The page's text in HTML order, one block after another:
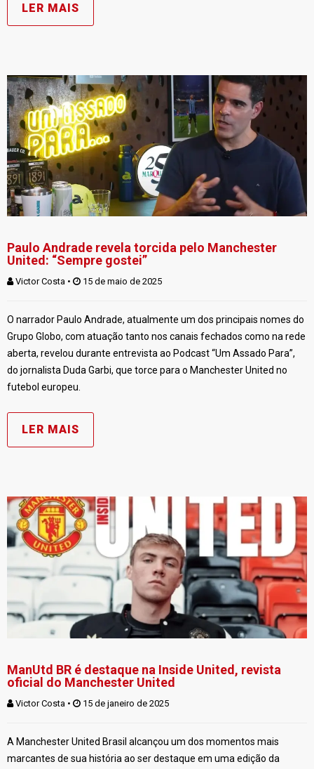
LER MAIS
Paulo Andrade revela torcida pelo Manchester
United: “Sempre gostei”
Victor Costa • 15 de maio de 2025
O narrador Paulo Andrade, atualmente um dos principais nomes do
Grupo Globo, com atuação tanto nos canais fechados como na rede
aberta, revelou durante entrevista ao Podcast “Um Assado Para”,
do jornalista Duda Garbi, que torce para o Manchester United no
futebol europeu.
LER MAIS
ManUtd BR é destaque na Inside United, revista
oficial do Manchester United
Victor Costa • 15 de janeiro de 2025
A Manchester United Brasil alcançou um dos momentos mais
marcantes de sua história ao ser destaque em uma edição da